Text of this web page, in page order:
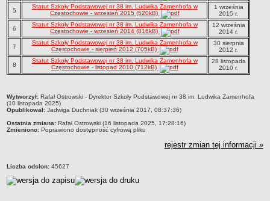
Majątek
Godziny dyżurów
Ogłoszenie
Zarządzenia
Kontrole
Sprawozdania
Deklaracja dostępności
PORADNIE PSYCHOLOGICZNO-PEDAGOGICZNE
Dane podstawowe
5
Statut Szkoły Podstawowej nr 38 im. Ludwika Zamenhofa w
Częstochowie - wrzesień 2015 (520kB)
1 września
2015 r.
6
Statut Szkoły Podstawowej nr 38 im. Ludwika Zamenhofa w
Częstochowie - wrzesień 2014 (816kB)
12 września
2014 r.
7
Statut Szkoły Podstawowej nr 38 im. Ludwika Zamenhofa w
Częstochowie - sierpień 2012 (705kB)
30 sierpnia
2012 r.
8
Statut Szkoły Podstawowej nr 38 im. Ludwika Zamenhofa w
Częstochowie - listopad 2010 (712kB)
28 listopada
2010 r.
metryczka
Wytworzył: Rafał Ostrowski - Dyrektor Szkoły Podstawowej nr 38 im. Ludwika Zamenhofa
(10 listopada 2025)
Opublikował: Jadwiga Duchniak (30 września 2017, 08:37:36)
Ostatnia zmiana: Rafał Ostrowski (16 listopada 2025, 17:28:16)
Zmieniono: Poprawiono dostępność cyfrową pliku
rejestr zmian tej informacji »
Liczba odsłon: 45627